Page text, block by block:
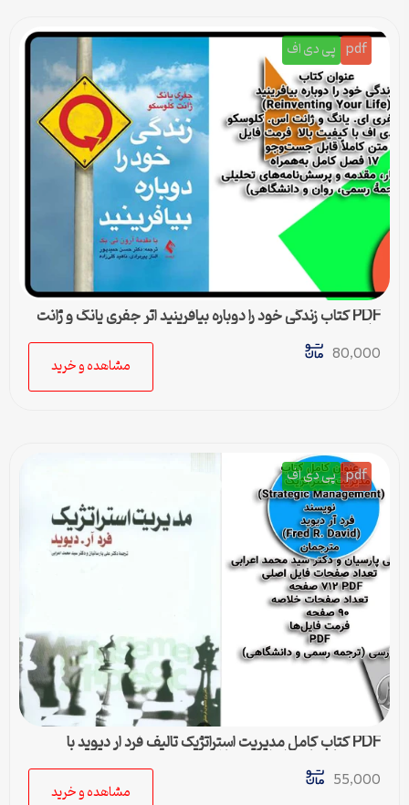
pdf پی دی اف
PDF کتاب زندگی خود را دوباره بیافرینید اثر جفری یانگ و ژانت
کلوسکو
80,000
مشاهده و خرید
pdf پی دی اف
PDF کتاب کامل مدیریت استراتژیک تالیف فرد ار دیوید با
ترجمه پارسیان و اعرابی + خلاصه
55,000
مشاهده و خرید